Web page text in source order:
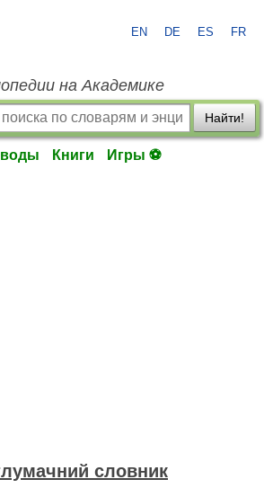
EN DE ES FR
на Академике
Найти!
Книги Игры ⚽
словник